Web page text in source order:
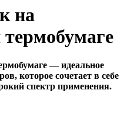
на
— идеальное
которое сочетает в себе
спектр применения.